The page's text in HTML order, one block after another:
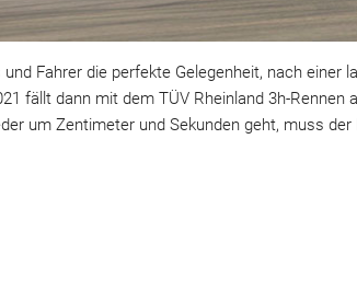
Fahrer die perfekte Gelegenheit, nach einer
fällt dann mit dem TÜV Rheinland 3h-Rennen
um Zentimeter und Sekunden geht, muss